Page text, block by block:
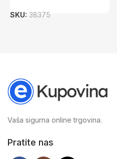
SKU: 38375
Vaša sigurna online trgovina.
Pratite nas